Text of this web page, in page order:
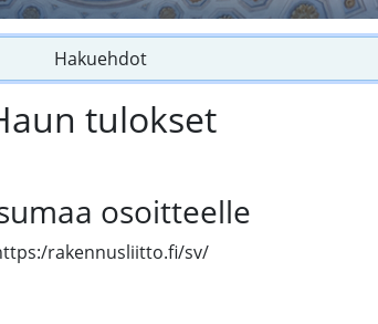
Hakuehdot
tulokset
osoitteelle
rakennusliitto.fi/sv/